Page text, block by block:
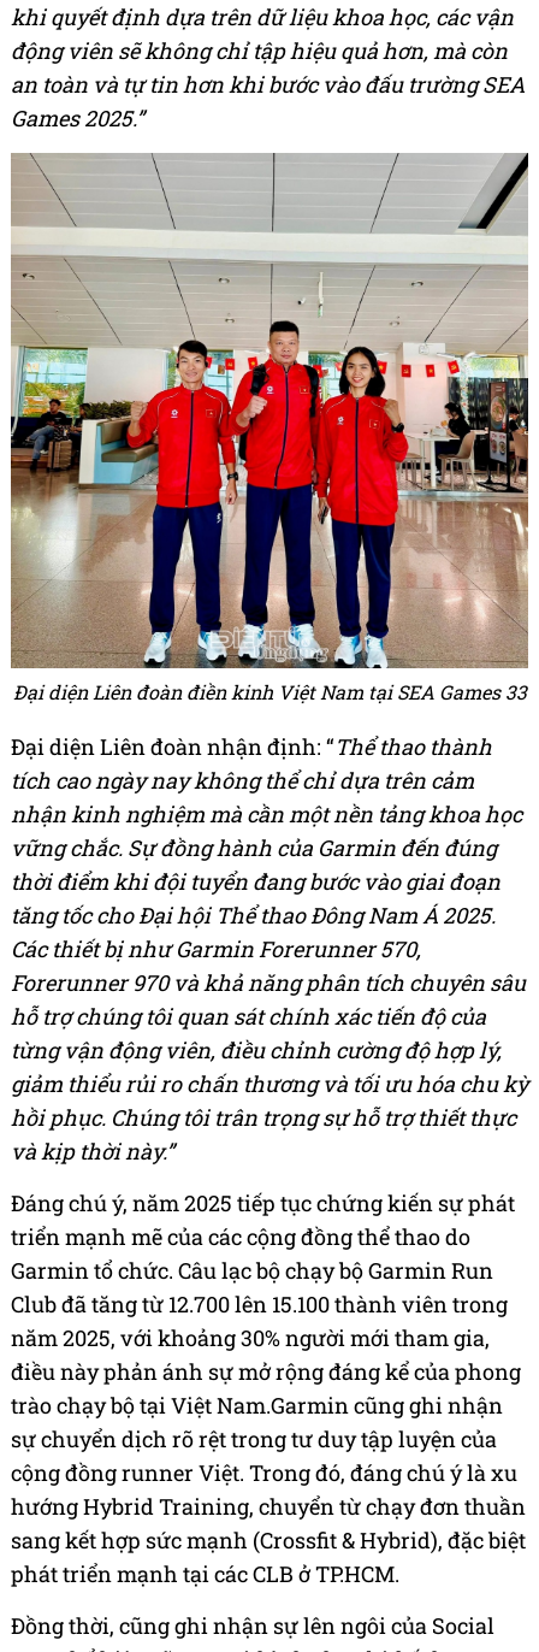
khi quyết định dựa trên dữ liệu khoa học, các vận
động viên sẽ không chỉ tập hiệu quả hơn, mà còn
an toàn và tự tin hơn khi bước vào đấu trường SEA
Games 2025.”
Đại diện Liên đoàn điền kinh Việt Nam tại SEA Games 33
Đại diện Liên đoàn nhận định: “Thể thao thành
tích cao ngày nay không thể chỉ dựa trên cảm
nhận kinh nghiệm mà cần một nền tảng khoa học
vững chắc. Sự đồng hành của Garmin đến đúng
thời điểm khi đội tuyển đang bước vào giai đoạn
tăng tốc cho Đại hội Thể thao Đông Nam Á 2025.
Các thiết bị như Garmin Forerunner 570,
Forerunner 970 và khả năng phân tích chuyên sâu
hỗ trợ chúng tôi quan sát chính xác tiến độ của
từng vận động viên, điều chỉnh cường độ hợp lý,
giảm thiểu rủi ro chấn thương và tối ưu hóa chu kỳ
hồi phục. Chúng tôi trân trọng sự hỗ trợ thiết thực
và kịp thời này.”
Đáng chú ý, năm 2025 tiếp tục chứng kiến sự phát
triển mạnh mẽ của các cộng đồng thể thao do
Garmin tổ chức. Câu lạc bộ chạy bộ Garmin Run
Club đã tăng từ 12.700 lên 15.100 thành viên trong
năm 2025, với khoảng 30% người mới tham gia,
điều này phản ánh sự mở rộng đáng kể của phong
trào chạy bộ tại Việt Nam.Garmin cũng ghi nhận
sự chuyển dịch rõ rệt trong tư duy tập luyện của
cộng đồng runner Việt. Trong đó, đáng chú ý là xu
hướng Hybrid Training, chuyển từ chạy đơn thuần
sang kết hợp sức mạnh (Crossfit & Hybrid), đặc biệt
phát triển mạnh tại các CLB ở TP.HCM.
Đồng thời, cũng ghi nhận sự lên ngôi của Social